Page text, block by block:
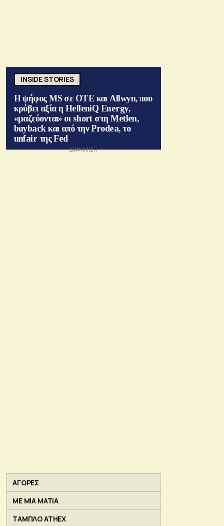
INSIDE STORIES
Η ψήφος MS σε ΟΤΕ και Allwyn, που
κρύβει αξία η HelleniQ Energy,
«μαζεύονται» οι short στη Metlen,
buyback και από την Prodea, το
unfair της Fed
ΑΓΟΡΕΣ
ΜΕ ΜΙΑ ΜΑΤΙΑ
ΤΑΜΠΛΟ ATHEX